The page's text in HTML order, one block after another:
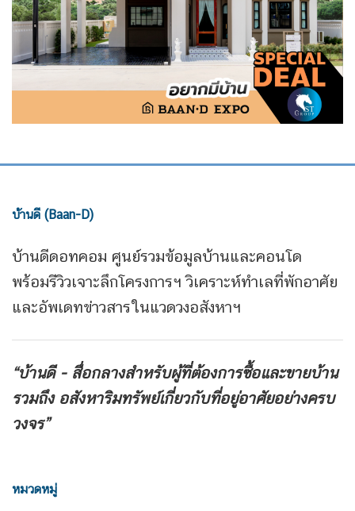
บ้านดี (Baan-D)
บ้านดีดอทคอม ศูนย์รวมข้อมูลบ้านและคอนโด
พร้อมรีวิวเจาะลึกโครงการฯ วิเคราะห์ทำเลที่พักอาศัย
และอัพเดทข่าวสารในแวดวงอสังหาฯ
“บ้านดี - สื่อกลางสำหรับผู้ที่ต้องการซื้อและขายบ้าน
รวมถึง อสังหาริมทรัพย์เกี่ยวกับที่อยู่อาศัยอย่างครบ
วงจร”
หมวดหมู่